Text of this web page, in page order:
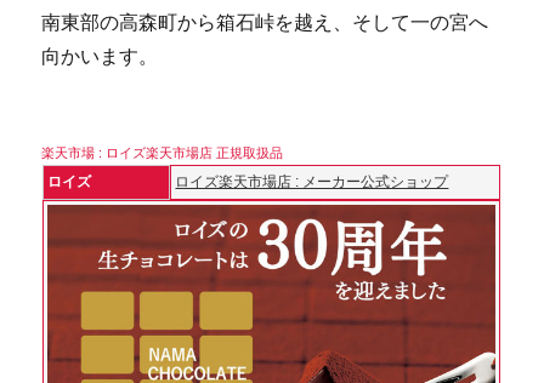
南東部の高森町から箱石峠を越え、そして一の宮へ
向かいます。
楽天市場 : ロイズ楽天市場店 正規取扱品
ロイズ ロイズ楽天市場店 : メーカー公式ショップ